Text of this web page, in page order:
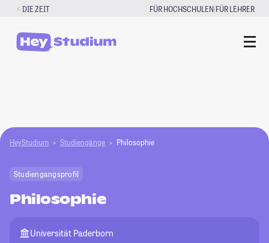
Zum
springen
DIE ZEIT FÜR HOCHSCHULEN|FÜR LEHRER
HeyStudium Studiengänge Philosophie
Studiengangsprofil
Philosophie
Universität Paderborn